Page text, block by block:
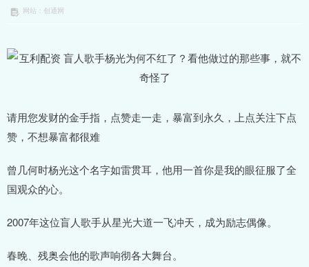
网站：创通网
请用您发财的金手指，点赞走一走，暴富到永久，上点关注下点
赞，不想暴富都很难
曾几何时杨光这个名字如雷贯耳，他用一首你是我的眼征服了全
国观众的心。
2007年这位盲人歌手从星光大道一飞冲天，成为励志偶像。
春晚、残奥会他的歌声响彻各大舞台。